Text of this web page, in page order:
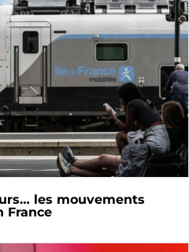
les mouvements
France